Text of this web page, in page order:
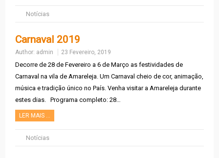
Notícias
Carnaval 2019
Author: admin 23 Fevereiro, 2019
Decorre de 28 de Fevereiro a 6 de Março as festividades de
Carnaval na vila de Amareleja. Um Carnaval cheio de cor, animação,
música e tradição único no País. Venha visitar a Amareleja durante
estes dias. Programa completo: 28…
LER MAIS …
Notícias